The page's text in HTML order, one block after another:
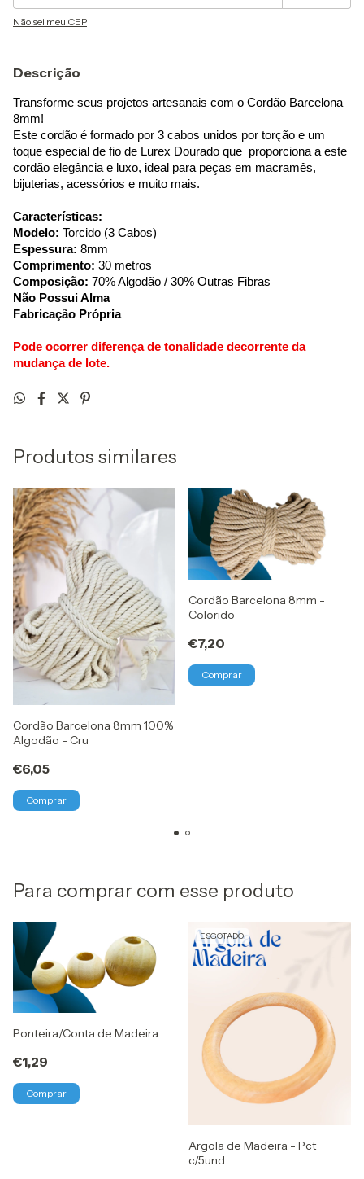
Não sei meu CEP
Descrição
Transforme seus projetos artesanais com o Cordão Barcelona
8mm!
Este cordão é formado por 3 cabos unidos por torção e um
toque especial de fio de Lurex Dourado que proporciona a este
cordão elegância e luxo, ideal para peças em macramês,
bijuterias, acessórios e muito mais.
Características:
Modelo: Torcido (3 Cabos)
Espessura: 8mm
Comprimento: 30 metros
Composição: 70% Algodão / 30% Outras Fibras
Não Possui Alma
Fabricação Própria
Pode ocorrer diferença de tonalidade decorrente da
mudança de lote.
Produtos similares
Cordão Barcelona 8mm 100%
Algodão - Cru
€6,05
Cordão Barcelona 8mm -
Colorido
€7,20
Comprar
Para comprar com esse produto
Ponteira/Conta de Madeira
€1,29
Comprar
ESGOTADO
Argola de Madeira - Pct
c/5und